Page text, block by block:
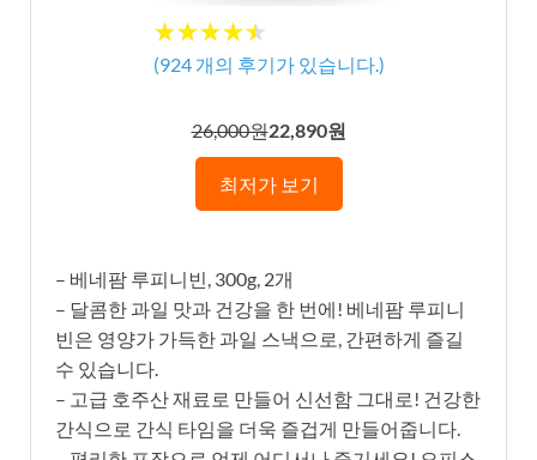
★★★★★
★★★★★
(924개의 후기가 있습니다.)
26,000원22,890원
최저가 보기
– 베네팜 루피니빈, 300g, 2개
– 달콤한 과일 맛과 건강을 한 번에! 베네팜 루피니
빈은 영양가 가득한 과일 스낵으로, 간편하게 즐길
수 있습니다.
– 고급 호주산 재료로 만들어 신선함 그대로! 건강한
간식으로 간식 타임을 더욱 즐겁게 만들어줍니다.